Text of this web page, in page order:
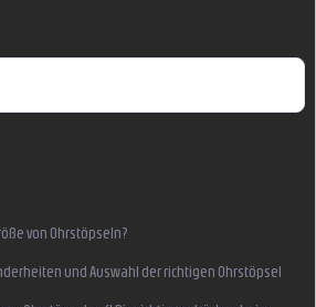
von Ohrstöpseln?
und Auswahl der richtigen Ohrstöpsel